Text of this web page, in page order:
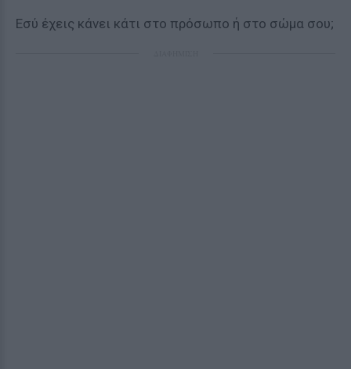
Εσύ έχεις κάνει κάτι στο πρόσωπο ή στο σώμα σου;